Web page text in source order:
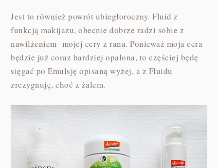
Jest to również powrót ubiegłoroczny. Fluid z
funkcją makijażu, obecnie dobrze radzi sobie z
nawilżeniem mojej cery z rana. Ponieważ moja cera
będzie już coraz bardziej opalona, to częściej będę
sięgać po Emulsję opisaną wyżej, a z Fluidu
zrezygnuję, choć z żalem.